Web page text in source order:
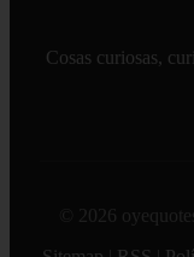
Cosas curiosas,
© 2026